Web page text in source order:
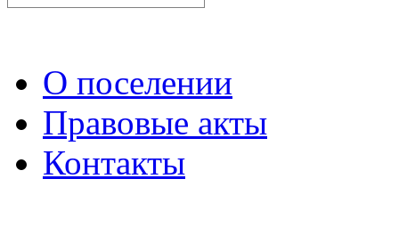
О поселении
Правовые акты
Контакты